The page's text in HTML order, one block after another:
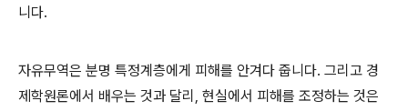
니다.
자유무역은 분명 특정계층에게 피해를 안겨다 줍니다. 그리고 경
제학원론에서 배우는 것과 달리, 현실에서 피해를 조정하는 것은